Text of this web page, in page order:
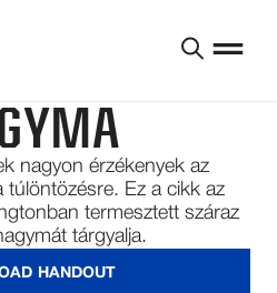
nagyon érzékenyek az
túlöntözésre. Ez a cikk az
termesztett száraz
tárgyalja.
HANDOUT